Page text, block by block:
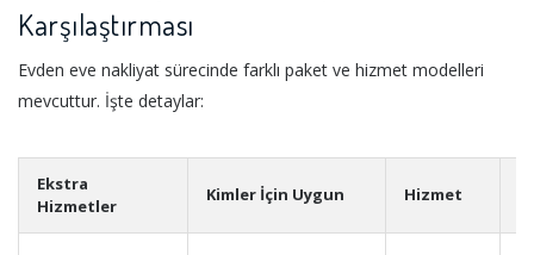
Karşılaştırması
Evden eve nakliyat sürecinde farklı paket ve hizmet modelleri
mevcuttur. İşte detaylar:
Ekstra
Hizmetler
Kimler İçin Uygun Hizmet